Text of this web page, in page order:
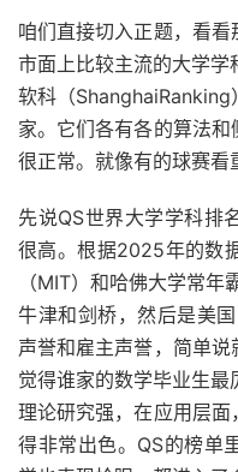
咱们直接切入正题，看
市面上比较主流的大学学
软科（
家。它们各有各的算法
很正常。就像有的球赛看
先说QS世界大学学科排
很高。根据2025年的数
（MIT）和哈佛大学常
牛津和剑桥，然后是美
声誉和雇主声誉，简单
觉得谁家的数学毕业生
理论研究强，在应用层
得非常出色。QS的榜单